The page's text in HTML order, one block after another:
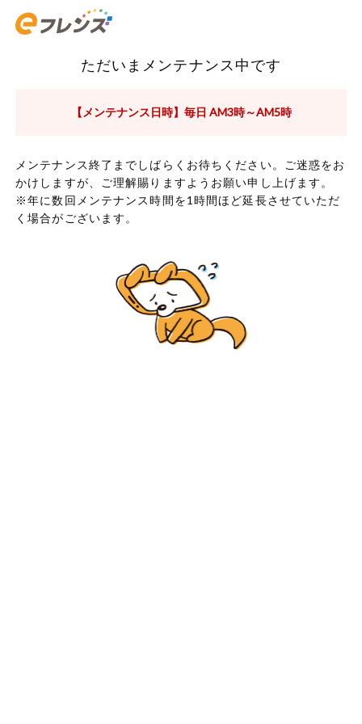
ただいまメンテナンス中です
【メンテナンス日時】毎日 AM3時～AM5時
メンテナンス終了までしばらくお待ちください。ご迷惑をお
かけしますが、ご理解賜りますようお願い申し上げます。
※年に数回メンテナンス時間を1時間ほど延長させていただ
く場合がございます。